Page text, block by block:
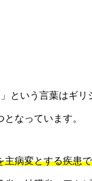
という言葉はギリ
なっています。
主病変とする疾患